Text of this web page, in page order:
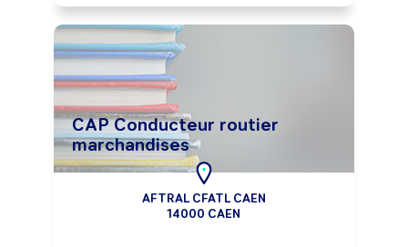
CAP Conducteur routier
marchandises
AFTRAL CFATL CAEN
14000 CAEN